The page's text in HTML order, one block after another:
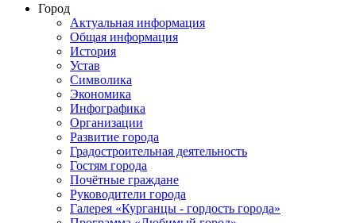
Город
Актуальная информация
Общая информация
История
Устав
Символика
Экономика
Инфографика
Организации
Развитие города
Градостроительная деятельность
Гостям города
Почётные граждане
Руководители города
Галерея «Курганцы - гордость города»